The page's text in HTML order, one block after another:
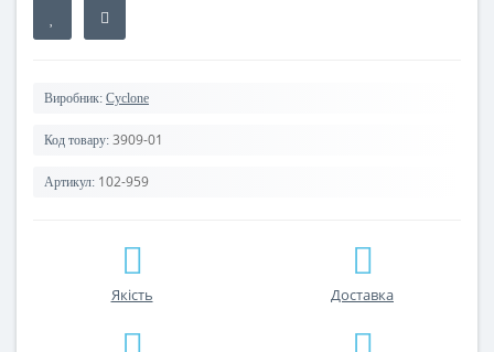
Виробник: Cyclone
Код товару: 3909-01
Артикул: 102-959
Якість Доставка